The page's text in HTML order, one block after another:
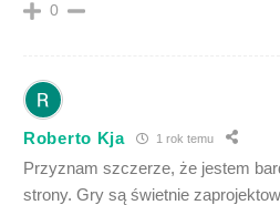
0
Roberto Kja 1 rok temu
Przyznam szczerze, że jestem
strony. Gry są świetnie